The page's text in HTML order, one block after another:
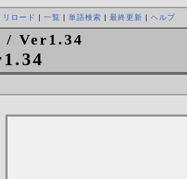
リロード | 一覧 | 単語検索 | 最終更新 | ヘルプ
/ Ver1.34